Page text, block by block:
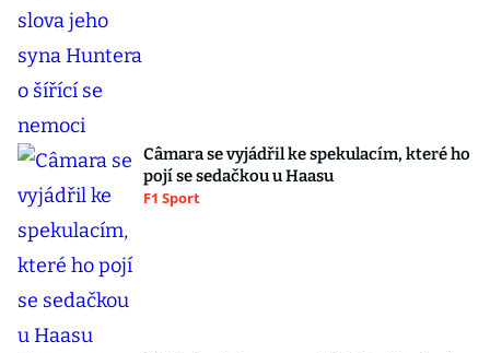
Câmara se vyjádřil ke spekulacím, které ho
pojí se sedačkou u Haasu
F1 Sport